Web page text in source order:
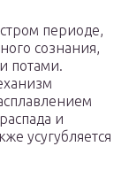
периоде,
сознания,
потами.
и
усугубляется